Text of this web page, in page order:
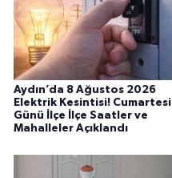
Aydın’da 8 Ağustos 2026
Elektrik Kesintisi! Cumartesi
Günü İlçe İlçe Saatler ve
Mahalleler Açıklandı